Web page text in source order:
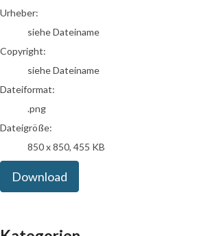
Urheber:
siehe Dateiname
Copyright:
siehe Dateiname
Dateiformat:
.png
Dateigröße:
850 x 850, 455 KB
Download